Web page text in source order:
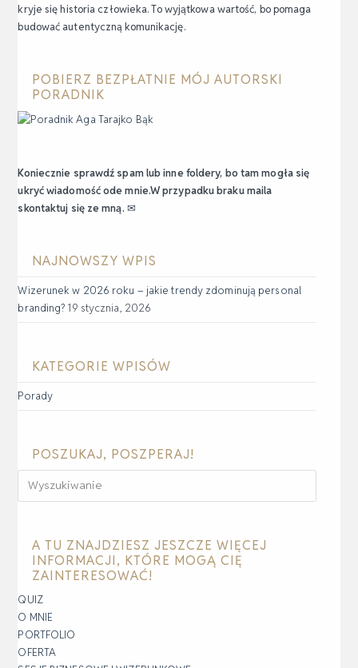
kryje się historia człowieka. To wyjątkowa wartość, bo pomaga
budować autentyczną komunikację.
POBIERZ BEZPŁATNIE MÓJ AUTORSKI
PORADNIK
Koniecznie sprawdź spam lub inne foldery, bo tam mogła się
ukryć wiadomość ode mnie.W przypadku braku maila
skontaktuj się ze mną. ✉
NAJNOWSZY WPIS
Wizerunek w 2026 roku – jakie trendy zdominują personal
branding? 19 stycznia, 2026
KATEGORIE WPISÓW
Porady
POSZUKAJ, POSZPERAJ!
A TU ZNAJDZIESZ JESZCZE WIĘCEJ
INFORMACJI, KTÓRE MOGĄ CIĘ
ZAINTERESOWAĆ!
QUIZ
O MNIE
PORTFOLIO
OFERTA